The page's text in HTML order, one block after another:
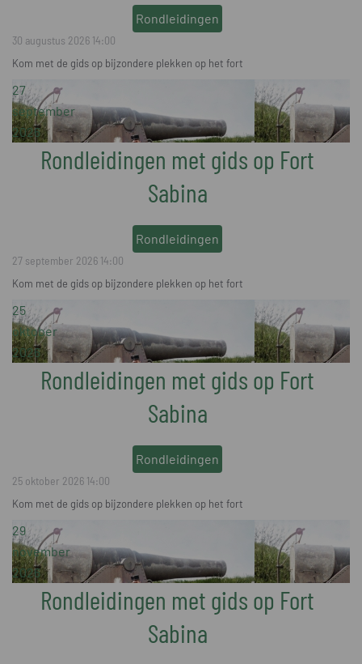
Rondleidingen
30 augustus 2026 14:00
Kom met de gids op bijzondere plekken op het fort
27
september
2026
Rondleidingen met gids op Fort
Sabina
Rondleidingen
27 september 2026 14:00
Kom met de gids op bijzondere plekken op het fort
25
oktober
2026
Rondleidingen met gids op Fort
Sabina
Rondleidingen
25 oktober 2026 14:00
Kom met de gids op bijzondere plekken op het fort
29
november
2026
Rondleidingen met gids op Fort
Sabina